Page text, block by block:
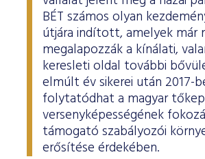
BÉT számos olyan
útjára indított, amelyek már
megalapozzák a kínálati,
keresleti oldal további
elmúlt év sikerei után 2017-
folytatódhat a magyar
versenyképességének
támogató szabályozói
erősítése érdekében.